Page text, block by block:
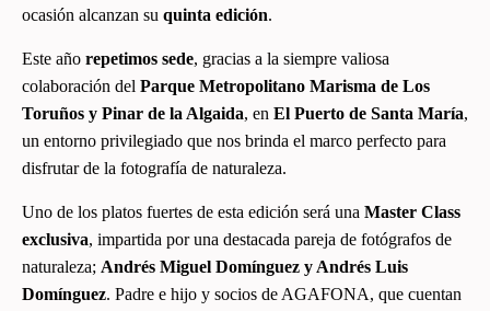
ocasión alcanzan su quinta edición.
Este año repetimos sede, gracias a la siempre valiosa
colaboración del Parque Metropolitano Marisma de Los
Toruños y Pinar de la Algaida, en El Puerto de Santa María,
un entorno privilegiado que nos brinda el marco perfecto para
disfrutar de la fotografía de naturaleza.
Uno de los platos fuertes de esta edición será una Master Class
exclusiva, impartida por una destacada pareja de fotógrafos de
naturaleza; Andrés Miguel Domínguez y Andrés Luis
Domínguez. Padre e hijo y socios de AGAFONA, que cuentan